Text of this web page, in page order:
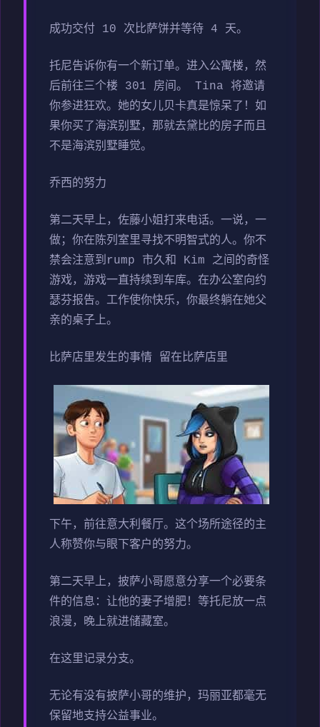
成功交付 10 次比萨饼并等待 4 天。
托尼告诉你有一个新订单。进入公寓楼，然
后前往三个楼 301 房间。 Tina 将邀请
你参进狂欢。她的女儿贝卡真是惊呆了！如
果你买了海滨别墅，那就去黛比的房子而且
不是海滨别墅睡觉。
乔西的努力
第二天早上，佐藤小姐打来电话。一说，一
做；你在陈列室里寻找不明智式的人。你不
禁会注意到rump 市久和 Kim 之间的奇怪
游戏，游戏一直持续到车库。在办公室向约
瑟芬报告。工作使你快乐，你最终躺在她父
亲的桌子上。
比萨店里发生的事情 留在比萨店里
下午，前往意大利餐厅。这个场所途径的主
人称赞你与眼下客户的努力。
第二天早上，披萨小哥愿意分享一个必要条
件的信息：让他的妻子增肥！等托尼放一点
浪漫，晚上就进储藏室。
在这里记录分支。
无论有没有披萨小哥的维护，玛丽亚都毫无
保留地支持公益事业。